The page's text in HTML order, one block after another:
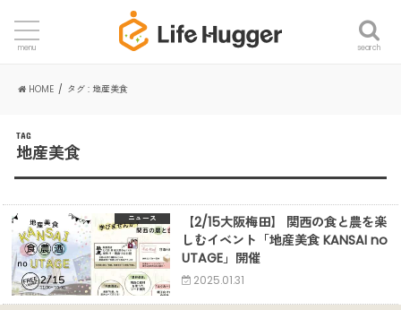
search
menu
HOME タグ : 地産美食
TAG
地産美食
ニュース
【2/15大阪梅田】 関西の食と農を楽
しむイベント「地産美食 KANSAI no
UTAGE」開催
2025.01.31